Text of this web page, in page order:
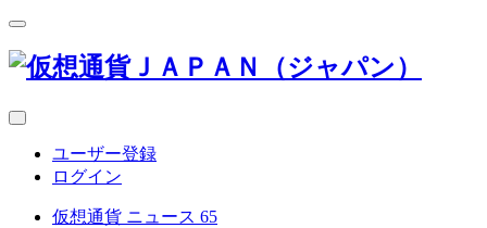
ユーザー登録
ログイン
仮想通貨 ニュース 65